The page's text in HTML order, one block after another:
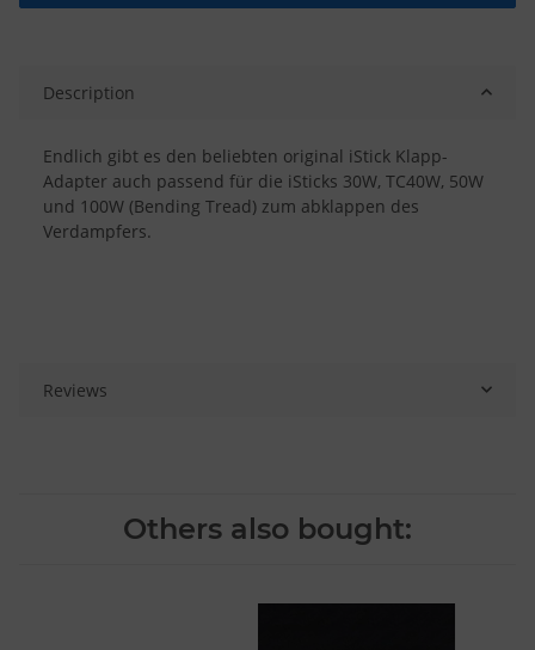
Description
Endlich gibt es den beliebten original iStick Klapp-
Adapter auch passend für die iSticks 30W, TC40W, 50W
und 100W (Bending Tread) zum abklappen des
Verdampfers.
Reviews
Others also bought: